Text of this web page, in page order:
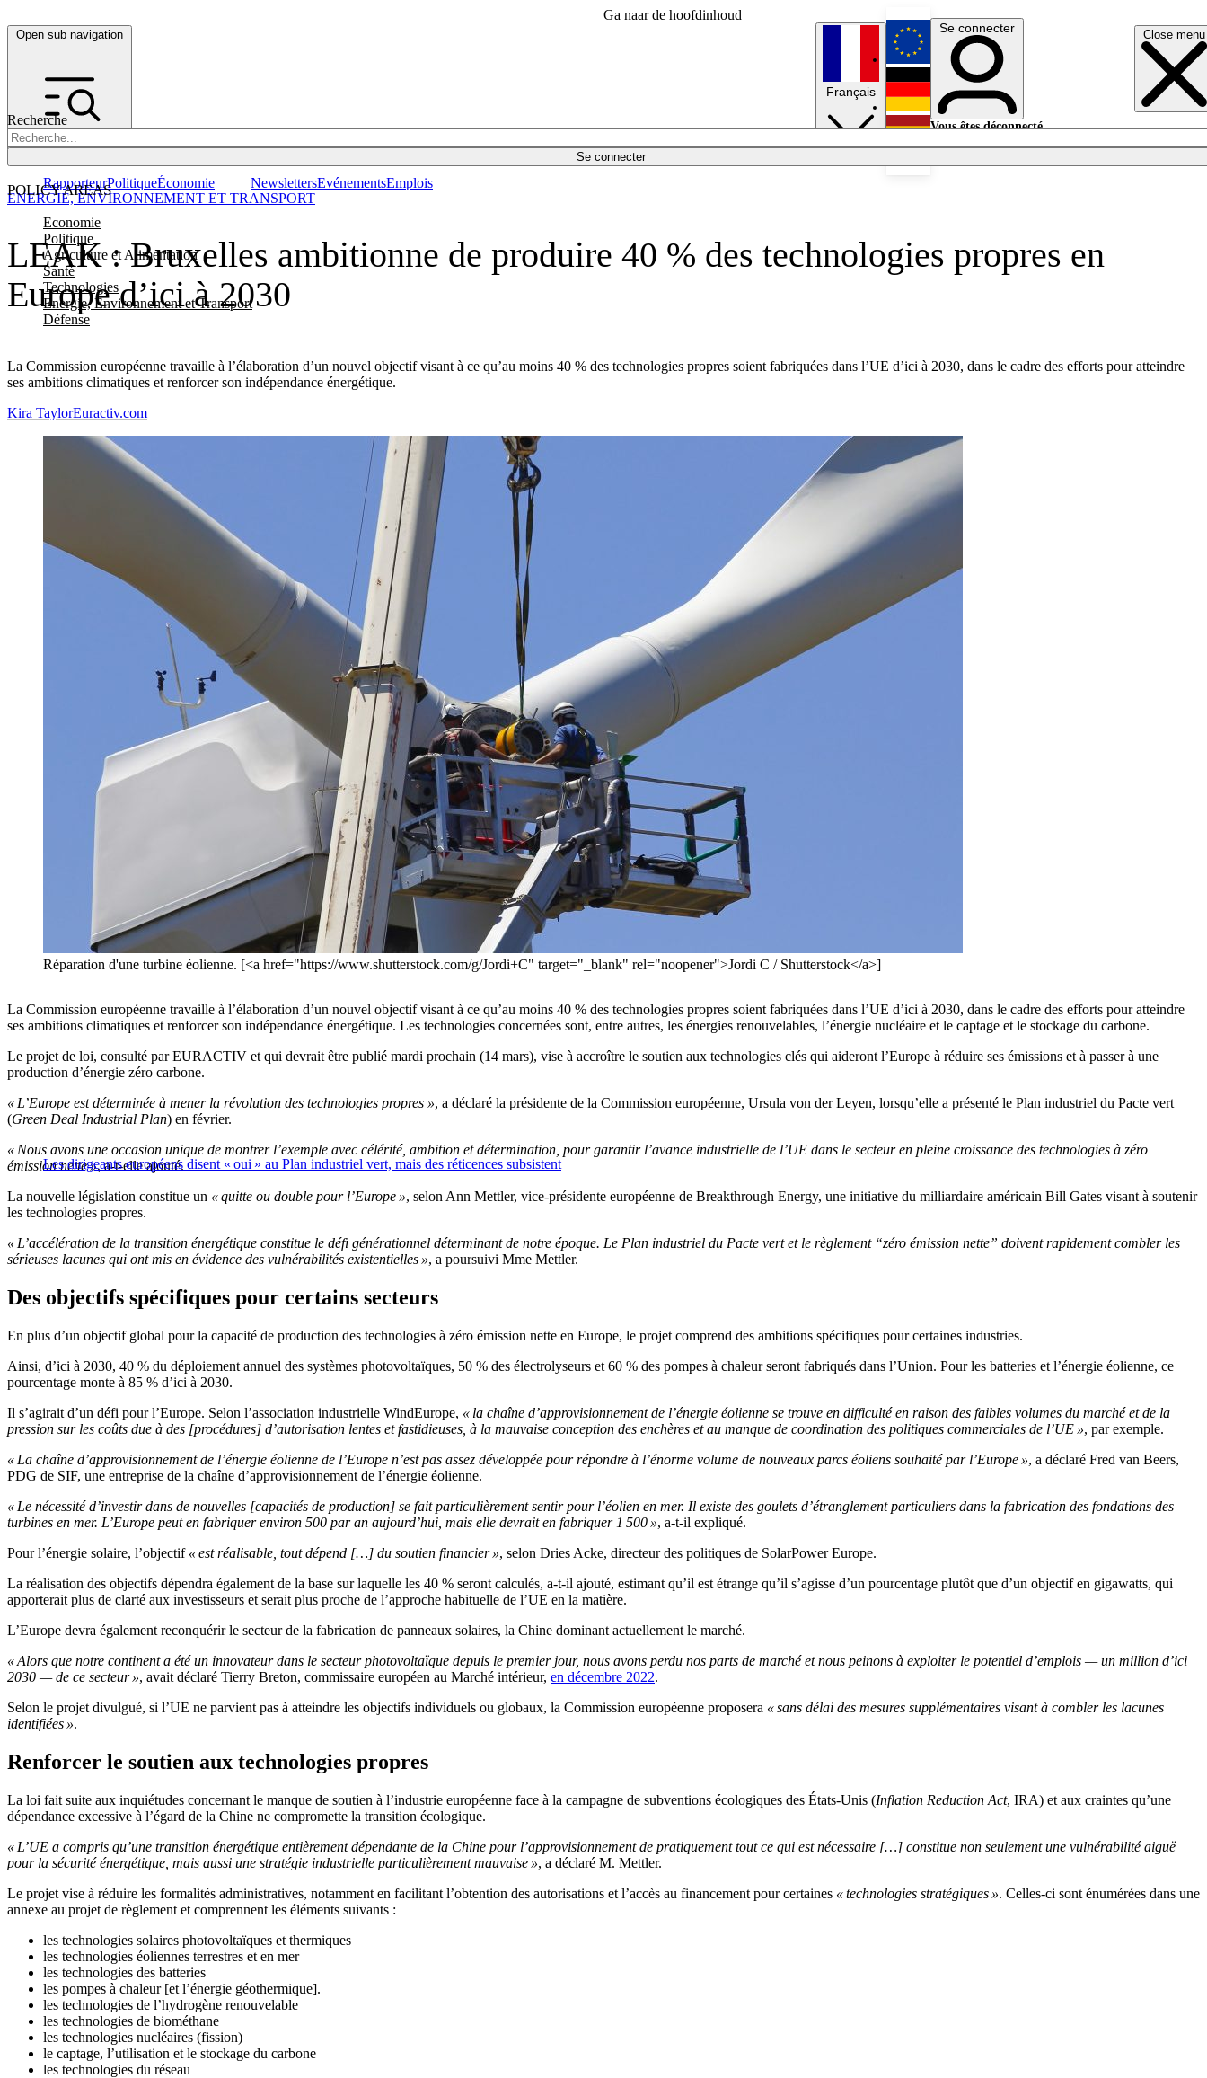
Ga naar de hoofdinhoud
Open sub navigation Close menu
Recherche
Se connecter
POLICY AREAS
Economie
Politique
Agriculture et Alimentation
Santé
Technologies
Energie, Environnement et Transport
Défense
RapporteurPolitiqueÉconomie NewslettersEvénementsEmplois
Français
English
Deutsch
Se connecter
Vous êtes déconnecté.
LEAK : Bruxelles ambitionne de produire 40 % des technologies propres en
Europe d’ici à 2030
La Commission européenne travaille à l’élaboration d’un nouvel objectif visant à ce qu’au moins 40 % des technologies propres soient fabriquées dans l’UE d’ici à 2030, dans le cadre des efforts pour atteindre
ses ambitions climatiques et renforcer son indépendance énergétique.
ENERGIE, ENVIRONNEMENT ET TRANSPORT
Kira TaylorEuractiv.com
Réparation d'une turbine éolienne. [<a href="https://www.shutterstock.com/g/Jordi+C" target="_blank" rel="noopener">Jordi C / Shutterstock</a>]
La Commission européenne travaille à l’élaboration d’un nouvel objectif visant à ce qu’au moins 40 % des technologies propres soient fabriquées dans l’UE d’ici à 2030, dans le cadre des efforts pour atteindre
ses ambitions climatiques et renforcer son indépendance énergétique. Les technologies concernées sont, entre autres, les énergies renouvelables, l’énergie nucléaire et le captage et le stockage du carbone.
Le projet de loi, consulté par EURACTIV et qui devrait être publié mardi prochain (14 mars), vise à accroître le soutien aux technologies clés qui aideront l’Europe à réduire ses émissions et à passer à une
production d’énergie zéro carbone.
« L’Europe est déterminée à mener la révolution des technologies propres », a déclaré la présidente de la Commission européenne, Ursula von der Leyen, lorsqu’elle a présenté le Plan industriel du Pacte vert
(Green Deal Industrial Plan) en février.
Les dirigeants européens disent « oui » au Plan industriel vert, mais des réticences subsistent
« Nous avons une occasion unique de montrer l’exemple avec célérité, ambition et détermination, pour garantir l’avance industrielle de l’UE dans le secteur en pleine croissance des technologies à zéro
émission nette », a-t-elle ajouté.
La nouvelle législation constitue un « quitte ou double pour l’Europe », selon Ann Mettler, vice-présidente européenne de Breakthrough Energy, une initiative du milliardaire américain Bill Gates visant à soutenir
les technologies propres.
« L’accélération de la transition énergétique constitue le défi générationnel déterminant de notre époque. Le Plan industriel du Pacte vert et le règlement “zéro émission nette” doivent rapidement combler les
sérieuses lacunes qui ont mis en évidence des vulnérabilités existentielles », a poursuivi Mme Mettler.
Des objectifs spécifiques pour certains secteurs
En plus d’un objectif global pour la capacité de production des technologies à zéro émission nette en Europe, le projet comprend des ambitions spécifiques pour certaines industries.
Ainsi, d’ici à 2030, 40 % du déploiement annuel des systèmes photovoltaïques, 50 % des électrolyseurs et 60 % des pompes à chaleur seront fabriqués dans l’Union. Pour les batteries et l’énergie éolienne, ce
pourcentage monte à 85 % d’ici à 2030.
Il s’agirait d’un défi pour l’Europe. Selon l’association industrielle WindEurope, « la chaîne d’approvisionnement de l’énergie éolienne se trouve en difficulté en raison des faibles volumes du marché et de la
pression sur les coûts due à des [procédures] d’autorisation lentes et fastidieuses, à la mauvaise conception des enchères et au manque de coordination des politiques commerciales de l’UE », par exemple.
« La chaîne d’approvisionnement de l’énergie éolienne de l’Europe n’est pas assez développée pour répondre à l’énorme volume de nouveaux parcs éoliens souhaité par l’Europe », a déclaré Fred van Beers,
PDG de SIF, une entreprise de la chaîne d’approvisionnement de l’énergie éolienne.
« Le nécessité d’investir dans de nouvelles [capacités de production] se fait particulièrement sentir pour l’éolien en mer. Il existe des goulets d’étranglement particuliers dans la fabrication des fondations des
turbines en mer. L’Europe peut en fabriquer environ 500 par an aujourd’hui, mais elle devrait en fabriquer 1 500 », a-t-il expliqué.
Pour l’énergie solaire, l’objectif « est réalisable, tout dépend […] du soutien financier », selon Dries Acke, directeur des politiques de SolarPower Europe.
La réalisation des objectifs dépendra également de la base sur laquelle les 40 % seront calculés, a-t-il ajouté, estimant qu’il est étrange qu’il s’agisse d’un pourcentage plutôt que d’un objectif en gigawatts, qui
apporterait plus de clarté aux investisseurs et serait plus proche de l’approche habituelle de l’UE en la matière.
L’Europe devra également reconquérir le secteur de la fabrication de panneaux solaires, la Chine dominant actuellement le marché.
« Alors que notre continent a été un innovateur dans le secteur photovoltaïque depuis le premier jour, nous avons perdu nos parts de marché et nous peinons à exploiter le potentiel d’emplois — un million d’ici
2030 — de ce secteur », avait déclaré Tierry Breton, commissaire européen au Marché intérieur, en décembre 2022.
Selon le projet divulgué, si l’UE ne parvient pas à atteindre les objectifs individuels ou globaux, la Commission européenne proposera « sans délai des mesures supplémentaires visant à combler les lacunes
identifiées ».
Renforcer le soutien aux technologies propres
La loi fait suite aux inquiétudes concernant le manque de soutien à l’industrie européenne face à la campagne de subventions écologiques des États-Unis (Inflation Reduction Act, IRA) et aux craintes qu’une
dépendance excessive à l’égard de la Chine ne compromette la transition écologique.
« L’UE a compris qu’une transition énergétique entièrement dépendante de la Chine pour l’approvisionnement de pratiquement tout ce qui est nécessaire […] constitue non seulement une vulnérabilité aiguë
pour la sécurité énergétique, mais aussi une stratégie industrielle particulièrement mauvaise », a déclaré M. Mettler.
Le projet vise à réduire les formalités administratives, notamment en facilitant l’obtention des autorisations et l’accès au financement pour certaines « technologies stratégiques ». Celles-ci sont énumérées dans une
annexe au projet de règlement et comprennent les éléments suivants :
les technologies solaires photovoltaïques et thermiques
les technologies éoliennes terrestres et en mer
les technologies des batteries
les pompes à chaleur [et l’énergie géothermique].
les technologies de l’hydrogène renouvelable
les technologies de biométhane
les technologies nucléaires (fission)
le captage, l’utilisation et le stockage du carbone
les technologies du réseau